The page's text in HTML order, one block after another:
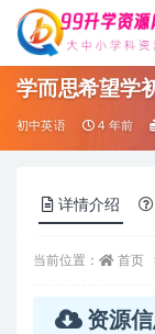
学而思希望学
初中英语 4 年前
详情介绍
当前位置： 首页
资源